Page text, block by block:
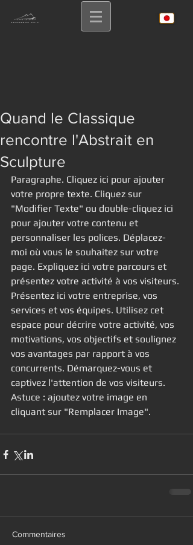
Quand le Classique
rencontre l'Abstrait en
Sculpture
Paragraphe. Cliquez ici pour ajouter
votre propre texte. Cliquez sur
"Modifier Texte" ou double-cliquez ici
pour ajouter votre contenu et
personnaliser les polices. Déplacez-
moi où vous le souhaitez sur votre
page. Expliquez ici votre parcours et
présentez votre activité à vos visiteurs.
Présentez ici votre entreprise, vos
services et vos équipes. Utilisez cet
espace pour décrire votre activité, vos
motivations, vos objectifs et soulignez
vos avantages par rapport à vos
concurrents. Démarquez-vous et
captivez l'attention de vos visiteurs.
Astuce : ajoutez votre image en
cliquant sur "Remplacer Image".
Commentaires